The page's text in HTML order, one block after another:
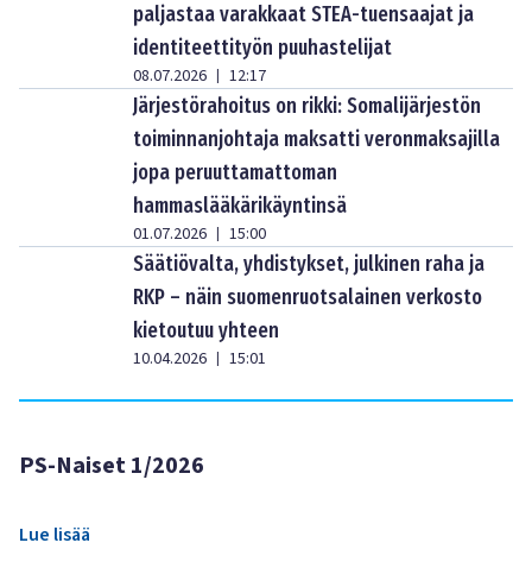
paljastaa varakkaat STEA-tuensaajat ja
identiteettityön puuhastelijat
08.07.2026 | 12:17
Järjestörahoitus on rikki: Somalijärjestön
toiminnanjohtaja maksatti veronmaksajilla
jopa peruuttamattoman
hammaslääkärikäyntinsä
01.07.2026 | 15:00
Säätiövalta, yhdistykset, julkinen raha ja
RKP – näin suomenruotsalainen verkosto
kietoutuu yhteen
10.04.2026 | 15:01
PS-Naiset 1/2026
Lue lisää